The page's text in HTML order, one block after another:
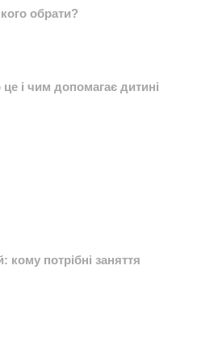
обрати?
і чим допомагає дитині
кому потрібні заняття